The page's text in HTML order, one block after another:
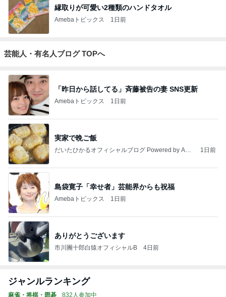
縁取りが可愛い2種類のハンドタオル
Amebaトピックス 1日前
芸能人・有名人ブログ TOPへ
「昨日から話してる」斉藤被告の妻 SNS更新
Amebaトピックス 1日前
実家で晩ご飯
だいたひかるオフィシャルブログ Powered by Ame
1日前
島袋寛子「幸せ者」芸能界からも祝福
Amebaトピックス 1日前
ありがとうございます
市川團十郎白猿オフィシャルB 4日前
ジャンルランキング
麻雀・将棋・囲碁 832人参加中